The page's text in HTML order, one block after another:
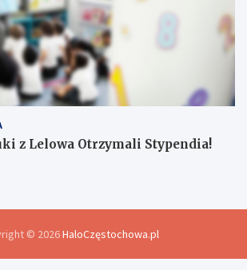
z Lelowa Otrzymali Stypendia!
© 2026HaloCzęstochowa.pl